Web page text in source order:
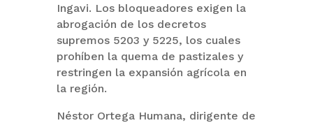
Ingavi. Los bloqueadores exigen la
abrogación de los decretos
supremos 5203 y 5225, los cuales
prohíben la quema de pastizales y
restringen la expansión agrícola en
la región.
Néstor Ortega Humana, dirigente de